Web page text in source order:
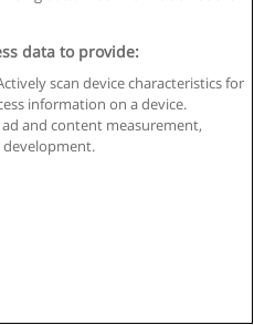
продавца и
работа с поставщиками
снабжения и сбыта. Оптовые
торговой
операций: продажа товаров
товарных биржах, ярмарках,
торговли.
и формы продаж.
продажи товаров.
data to provide:
scan device characteristics for
information on a device.
and content measurement,